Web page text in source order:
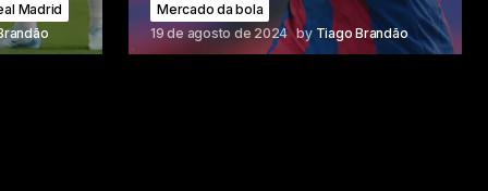
Madrid
Mercado da bola
19 de agosto de 2024 by Tiago Brandão